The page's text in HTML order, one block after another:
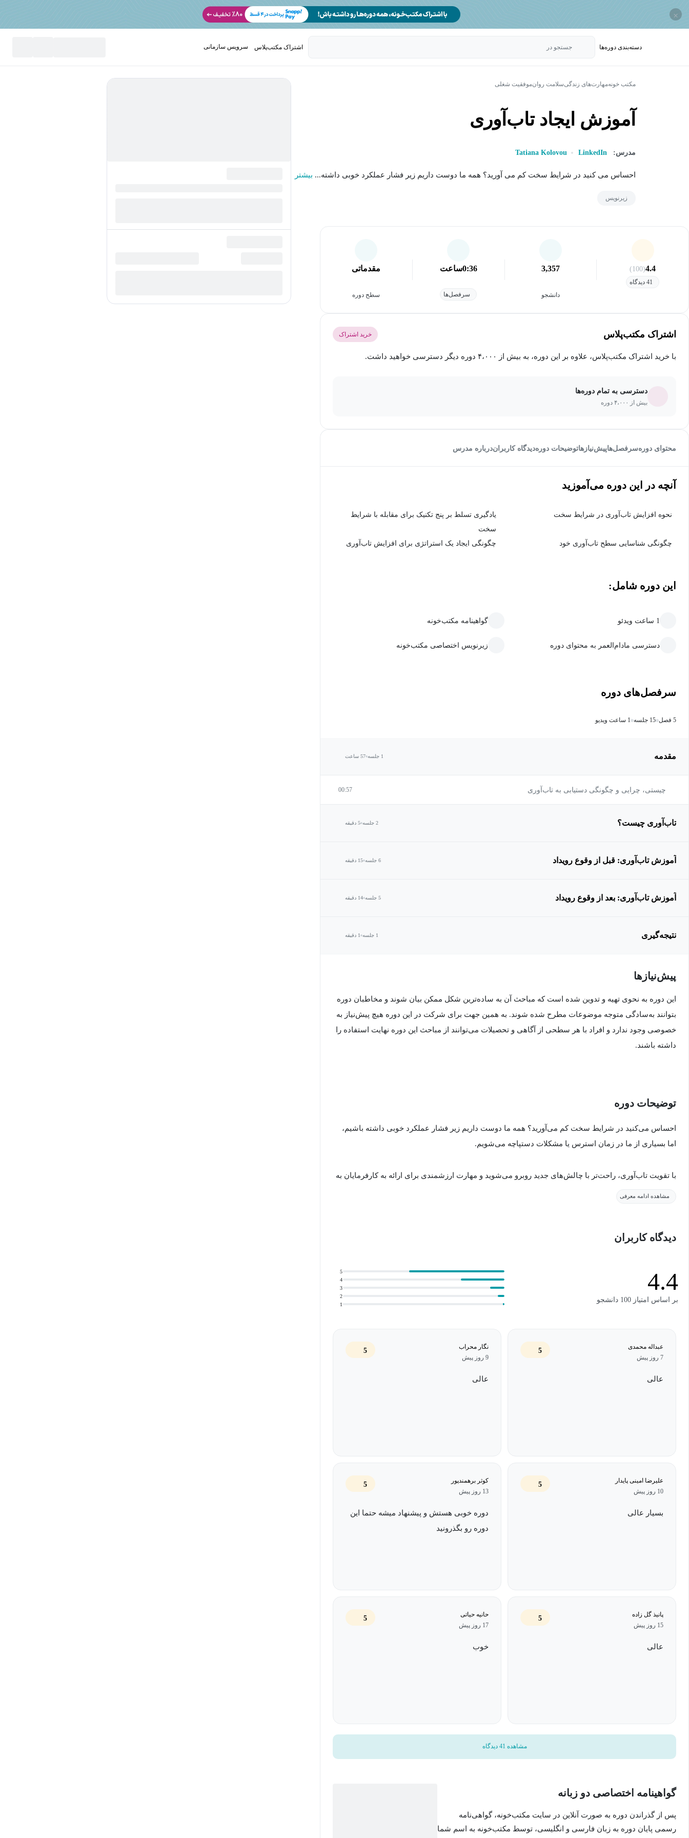
×
دسته‌بندی‌ دوره‌ها جستجو در اشتراک مکتب‌پلاس سرویس سازمانی
مکتب خونهمهارت‌های زندگیسلامت روانموفقیت شغلی
آموزش ایجاد تاب‌آوری
مدرس: LinkedIn
Tatiana Kolovou
احساس می کنید در شرایط سخت کم می آورید؟ همه ما دوست داریم زیر فشار عملکرد خوبی داشته... بیشتر
زیرنویس
4.4
(100)
41 دیدگاه
3,357
دانشجو
0:36ساعت
سرفصل‌ها
مقدماتی
سطح دوره
اشتراک مکتب‌پلاس خرید اشتراک
با خرید اشتراک مکتب‌پلاس، علاوه بر این دوره، به بیش از ۴،۰۰۰ دوره دیگر دسترسی خواهید داشت.
دسترسی به تمام دوره‌ها
بیش از ۴،۰۰۰ دوره
محتوای دورهسرفصل‌هاپیش‌نیاز‌هاتوضیحات دورهدیدگاه کاربراندرباره مدرس
آنچه در این دوره می‌آموزید
نحوه افزایش تاب‌آوری در شرایط سخت
یادگیری تسلط بر پنج تکنیک برای مقابله با شرایط
سخت
چگونگی شناسایی سطح تاب‌آوری خود
چگونگی ایجاد یک استراتژی برای افزایش تاب‌آوری
این دوره شامل:
1 ساعت ویدئو گواهینامه مکتب‌خونه
دسترسی مادام‌العمر به محتوای دوره زیرنویس اختصاصی مکتب‌خونه
سرفصل‌های دوره
5 فصل 15 جلسه 1 ساعت ویدیو
مقدمه 1 جلسه 57 ساعت
چیستی، چرایی و چگونگی دستیابی به تاب‌آوری 00:57
تاب‌آوری چیست؟ 2 جلسه 5 دقیقه
آموزش تاب‌آوری: قبل از وقوع رویداد 6 جلسه 15 دقیقه
آموزش تاب‌آوری: بعد از وقوع رویداد 5 جلسه 14 دقیقه
نتیجه‌گیری 1 جلسه 1 دقیقه
پیش‌نیاز‌ها
این دوره به نحوی تهیه و تدوین شده است که مباحث آن به ساده‌ترین شکل ممکن بیان شوند و مخاطبان دوره
بتوانند به‌سادگی متوجه موضوعات مطرح شده شوند. به همین جهت برای شرکت در این دوره هیچ پیش‌نیاز به
خصوصی وجود ندارد و افراد با هر سطحی از آگاهی و تحصیلات می‌توانند از مباحث این دوره نهایت استفاده را
داشته باشند.
توضیحات دوره
احساس می‌کنید در شرایط سخت کم می‌آورید؟ همه ما دوست داریم زیر فشار عملکرد خوبی داشته باشیم،
اما بسیاری از ما در زمان استرس یا مشکلات دستپاچه می‌شویم.
با تقویت تاب‌آوری، راحت‌تر با چالش‌های جدید روبرو می‌شوید و مهارت ارزشمندی برای ارائه به کارفرمایان به
مشاهده ادامه معرفی
دیدگاه کاربران
4.4
بر اساس امتیاز 100 دانشجو
1
2
3
4
5
عبداله محمدی
7 روز پیش
5
عالی
نگار محراب
9 روز پیش
5
عالی
علیرضا امینی پایدار
10 روز پیش
5
بسیار عالی
کوثر برهمندپور
13 روز پیش
5
دوره خوبی هستش و پیشنهاد میشه حتما این
دوره رو بگذرونید
پانيذ گل زاده
15 روز پیش
5
عالی
حانیه حیاتی
17 روز پیش
5
خوب
مشاهده 41 دیدگاه
گواهینامه اختصاصی دو زبانه
پس از گذراندن دوره به صورت آنلاین در سایت مکتب‌خونه، گواهی‌نامه
رسمی پایان دوره به زبان فارسی و انگلیسی، توسط مکتب‌خونه به اسم شما